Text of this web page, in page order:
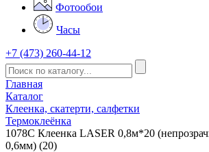
Фотообои
Часы
+7 (473) 260-44-12
Главная
Каталог
Клеенка, скатерти, салфетки
Термоклеёнка
1078C Клеенка LASER 0,8м*20
0,6мм) (20)